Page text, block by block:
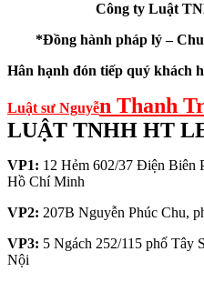
Công ty Luật
*Đồng hành pháp lý –
Hân hạnh đón tiếp quý khách
Luật sư Nguyễn Thanh
LUẬT TNHH HT
VP1: 12 Hẻm 602/37 Điện Biên
Hồ Chí Minh
VP2: 207B Nguyễn Phúc Chu,
VP3: 5 Ngách 252/115 phố Tây
Nội